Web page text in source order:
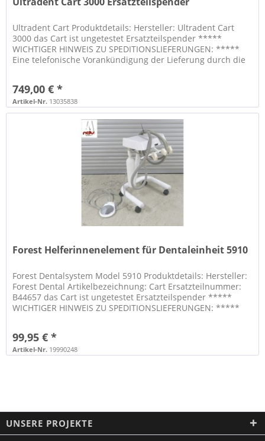
Ultradent Cart Produktdetails: Hersteller: Ultradent Cart
3000 das Cart ist ungetestet Ersatzteilspender *****
WICHTIGER HINWEIS ZU SPEDITIONSLIEFERUNGEN: *****
Eine telefonische Vorankündigung der Lieferung durch die
749,00 € *
Artikel-Nr. 13035838
Forest Helferinnenelement für Dentaleinheit 5910
Forest Dentalsystem Model 5910 Produktdetails: Hersteller:
Forest Dental Artikelbezeichnung: Cart Ersatzteilnummer:
B44657 das Cart ist ungetestet Ersatzteilspender *****
WICHTIGER HINWEIS ZU SPEDITIONSLIEFERUNGEN: *****
99,95 € *
Artikel-Nr. 19990248
UNSERE PROJEKTE